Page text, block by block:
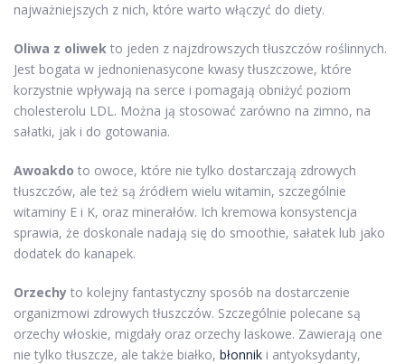
najważniejszych z nich, które warto włączyć do diety.
Oliwa z oliwek to jeden z najzdrowszych tłuszczów roślinnych.
Jest bogata w jednonienasycone kwasy tłuszczowe, które
korzystnie wpływają na serce i pomagają obniżyć poziom
cholesterolu LDL. Można ją stosować zarówno na zimno, na
sałatki, jak i do gotowania.
Awoakdo to owoce, które nie tylko dostarczają zdrowych
tłuszczów, ale też są źródłem wielu witamin, szczególnie
witaminy E i K, oraz minerałów. Ich kremowa konsystencja
sprawia, że doskonale nadają się do smoothie, sałatek lub jako
dodatek do kanapek.
Orzechy to kolejny fantastyczny sposób na dostarczenie
organizmowi zdrowych tłuszczów. Szczególnie polecane są
orzechy włoskie, migdały oraz orzechy laskowe. Zawierają one
nie tylko tłuszcze, ale także białko, błonnik i antyoksydanty,